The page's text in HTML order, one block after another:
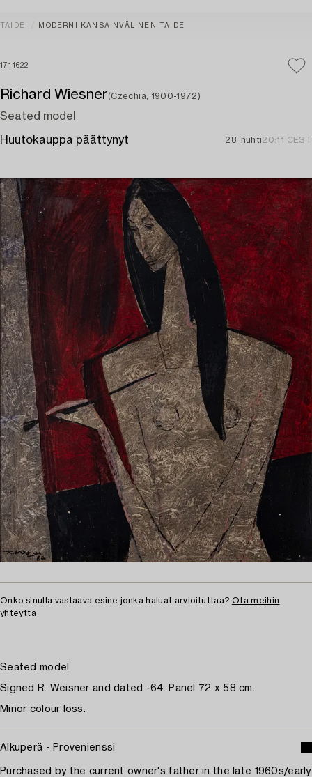
TAIDE MODERNI KANSAINVÄLINEN TAIDE
1711622
Richard Wiesner(Czechia, 1900-1972)
Seated model
Huutokauppa päättynyt 28. huhti20:11 CEST
Onko sinulla vastaava esine jonka haluat arvioituttaa? Ota meihin
yhteyttä
Seated model
Signed R. Weisner and dated -64. Panel 72 x 58 cm.
Minor colour loss.
Alkuperä - Provenienssi
Purchased by the current owner's father in the late 1960s/early